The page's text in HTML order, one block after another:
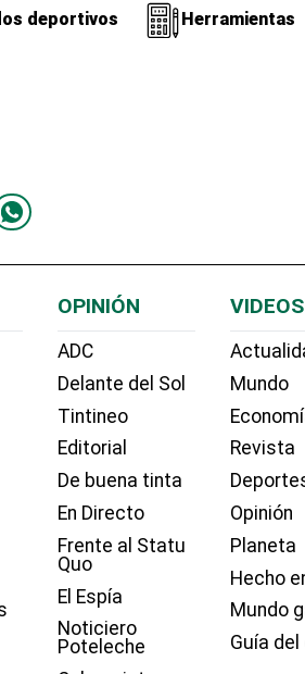
deportivos Herramientas
OPINIÓN
ADC
Delante del Sol
Tintineo
Editorial
De buena tinta
En Directo
Frente al Statu
Quo
El Espía
Noticiero
Poteleche
VIDEOS
Mundo
Revista
Opinión
Planeta
Hecho
Mundo
Guía del